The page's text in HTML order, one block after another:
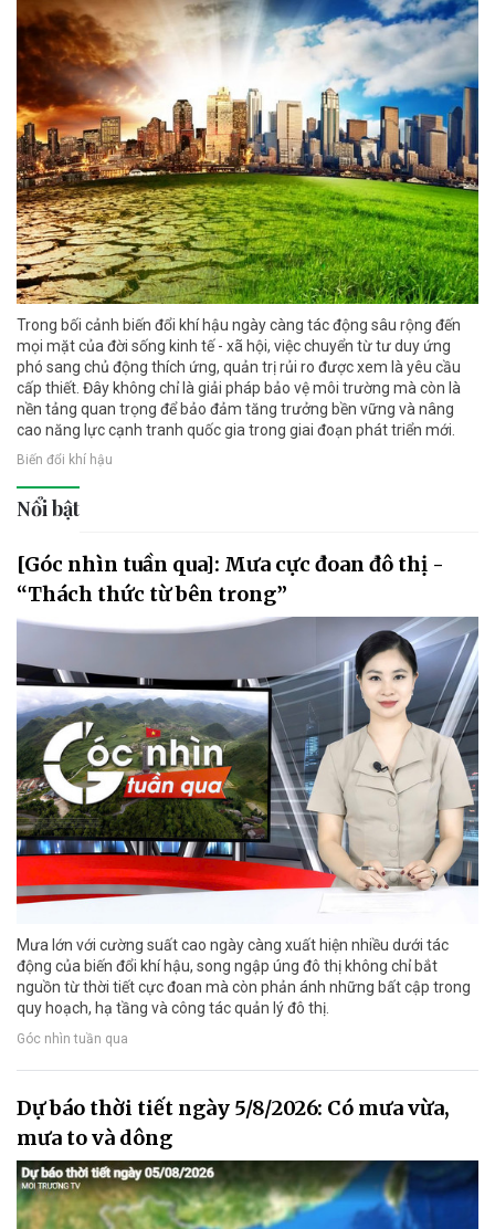
Trong bối cảnh biến đổi khí hậu ngày càng tác động sâu rộng đến
mọi mặt của đời sống kinh tế - xã hội, việc chuyển từ tư duy ứng
phó sang chủ động thích ứng, quản trị rủi ro được xem là yêu cầu
cấp thiết. Đây không chỉ là giải pháp bảo vệ môi trường mà còn là
nền tảng quan trọng để bảo đảm tăng trưởng bền vững và nâng
cao năng lực cạnh tranh quốc gia trong giai đoạn phát triển mới.
Biến đổi khí hậu
Nổi bật
[Góc nhìn tuần qua]: Mưa cực đoan đô thị -
“Thách thức từ bên trong”
Mưa lớn với cường suất cao ngày càng xuất hiện nhiều dưới tác
động của biến đổi khí hậu, song ngập úng đô thị không chỉ bắt
nguồn từ thời tiết cực đoan mà còn phản ánh những bất cập trong
quy hoạch, hạ tầng và công tác quản lý đô thị.
Góc nhìn tuần qua
Dự báo thời tiết ngày 5/8/2026: Có mưa vừa,
mưa to và dông